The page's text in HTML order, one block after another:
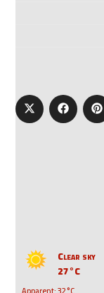
Clear sky
27°C